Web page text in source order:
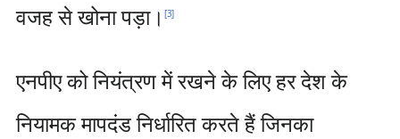
वजह से खोना पड़ा। [3]
एनपीए को नियंत्रण में रखने के लिए हर देश के
नियामक मापदंड निर्धारित करते हैं जिनका